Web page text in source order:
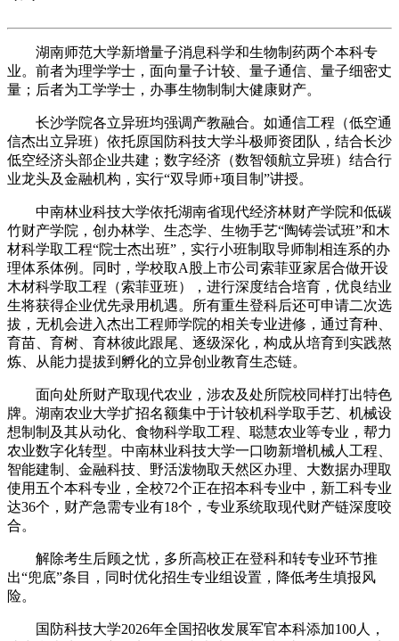
湖南师范大学新增量子消息科学和生物制药两个本科专
业。前者为理学学士，面向量子计较、量子通信、量子细密丈
量；后者为工学学士，办事生物制制大健康财产。
长沙学院各立异班均强调产教融合。如通信工程（低空通
信杰出立异班）依托原国防科技大学斗极师资团队，结合长沙
低空经济头部企业共建；数字经济（数智领航立异班）结合行
业龙头及金融机构，实行“双导师+项目制”讲授。
中南林业科技大学依托湖南省现代经济林财产学院和低碳
竹财产学院，创办林学、生态学、生物手艺“陶铸尝试班”和木
材科学取工程“院士杰出班”，实行小班制取导师制相连系的办
理体系体例。同时，学校取A股上市公司索菲亚家居合做开设
木材科学取工程（索菲亚班），进行深度结合培育，优良结业
生将获得企业优先录用机遇。所有重生登科后还可申请二次选
拔，无机会进入杰出工程师学院的相关专业进修，通过育种、
育苗、育树、育林彼此跟尾、逐级深化，构成从培育到实践熬
炼、从能力提拔到孵化的立异创业教育生态链。
面向处所财产取现代农业，涉农及处所院校同样打出特色
牌。湖南农业大学扩招名额集中于计较机科学取手艺、机械设
想制制及其从动化、食物科学取工程、聪慧农业等专业，帮力
农业数字化转型。中南林业科技大学一口吻新增机械人工程、
智能建制、金融科技、野活泼物取天然区办理、大数据办理取
使用五个本科专业，全校72个正在招本科专业中，新工科专业
达36个，财产急需专业有18个，专业系统取现代财产链深度咬
合。
解除考生后顾之忧，多所高校正在登科和转专业环节推
出“兜底”条目，同时优化招生专业组设置，降低考生填报风
险。
国防科技大学2026年全国招收发展军官本科添加100人，